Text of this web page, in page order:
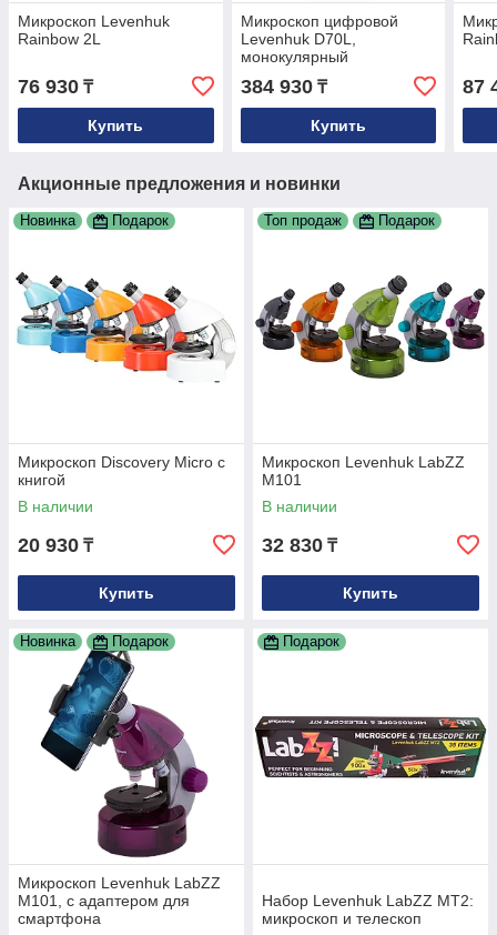
Микроскоп Levenhuk
Rainbow 2L
76 930 ₸
Купить
Микроскоп цифровой
Levenhuk D70L,
монокулярный
384 930₸
Купить
87
Акционные предложения и новинки
Новинка Подарок
Микроскоп Discovery Micro с
книгой
В наличии
20 930 ₸
Купить
Топ продаж Подарок
Микроскоп Levenhuk LabZZ
M101
В наличии
32 830 ₸
Купить
Новинка Подарок
Микроскоп Levenhuk LabZZ
M101, с адаптером для
смартфона
Подарок
Набор Levenhuk LabZZ MT2:
микроскоп и телескоп